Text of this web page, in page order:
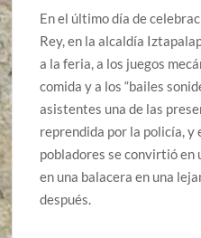
En el último día de
Rey, en la alcaldía
a la feria, a los juegos
comida y a los “bailes
asistentes una de las
reprendida por la policía, y
pobladores se convirtió en
en una balacera en una
después.